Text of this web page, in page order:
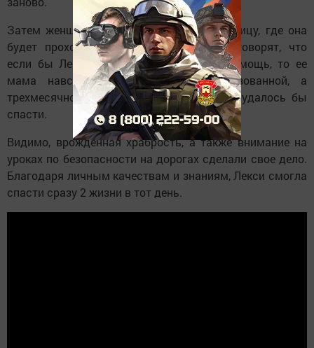
Затем женщину перевели в другую больницу, где она
будет проходить реабилитацию. Врачи говорят, что
если бы Лекси не смогла позвать на помощь, то ее
мама навсегда оказалась бы парализованной, а
трехмесячного малыша, скорее всего, не удалось бы
спасти.
Видимо, врожденная храбрость, а также внимание на
уроках по безопасности на дорогах сделали свое дело.
Благодаря личным качествам и знаниям, Лекси смогла
спасти сразу 2 жизни в тот день.